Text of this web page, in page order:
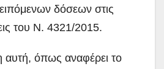
δόσεων στις
του Ν. 4321/2015.
όπως αναφέρει το